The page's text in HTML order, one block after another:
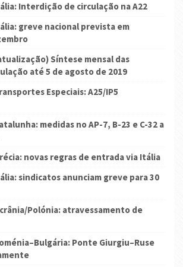
Interdição de circulação na A22
greve nacional prevista em
Síntese mensal das
até 5 de agosto de 2019
Especiais: A25/IP5
medidas no AP-7, B-23 e C-32 a
novas regras de entrada via Itália
sindicatos anunciam greve para 30
Polónia: atravessamento de
Ponte Giurgiu–Ruse